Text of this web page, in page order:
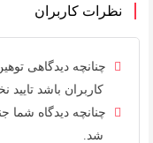
نظرات کاربران
چنانچه دیدگاهی
کاربران باشد تایید
چنانچه دیدگاه شما
شد.